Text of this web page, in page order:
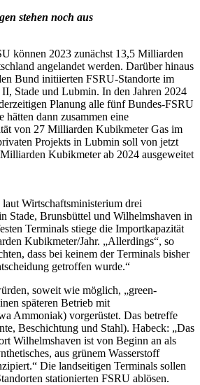
stehen noch aus
können 2023 zunächst 13,5 Milliarden
angelandet werden. Darüber hinaus
Bund initiierten FSRU-Standorte im
Stade und Lubmin. In den Jahren 2024
Planung alle fünf Bundes-FSRU
hätten dann zusammen eine
von 27 Milliarden Kubikmeter Gas im
Projekts in Lubmin soll von jetzt
Kubikmeter ab 2024 ausgeweitet
Wirtschaftsministerium drei
Stade, Brunsbüttel und Wilhelmshaven in
Terminals stiege die Importkapazität
Kubikmeter/Jahr. „Allerdings“, so
dass bei keinem der Terminals bisher
getroffen wurde.“
soweit wie möglich, „green-
späteren Betrieb mit
Ammoniak) vorgerüstet. Das betreffe
Beschichtung und Stahl). Habeck: „Das
Wilhelmshaven ist von Beginn an als
aus grünem Wasserstoff
Die landseitigen Terminals sollen
stationierten FSRU ablösen.